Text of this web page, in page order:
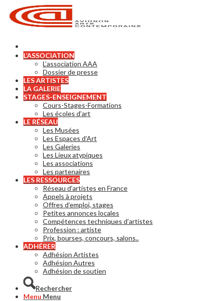
L’ASSOCIATION
L’association AAA
Dossier de presse
LES ARTISTES
LA GALERIE
STAGES-ENSEIGNEMENT
Cours-Stages-Formations
Les écoles d’art
LE RÉSEAU
Les Musées
Les Espaces d’Art
Les Galeries
Les Lieux atypiques
Les associations
Les partenaires
LES RESSOURCES
Réseau d’artistes en France
Appels à projets
Offres d’emploi, stages
Petites annonces locales
Compétences techniques d’artistes
Profession : artiste
Prix, bourses, concours, salons..
ADHÉRER
Adhésion Artistes
Adhésion Autres
Adhésion de soutien
Rechercher
Menu Menu